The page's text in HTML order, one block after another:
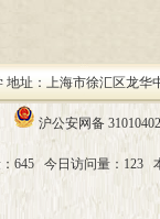
址：上海市徐汇区龙华
沪公安网备
645 今日访问量：123